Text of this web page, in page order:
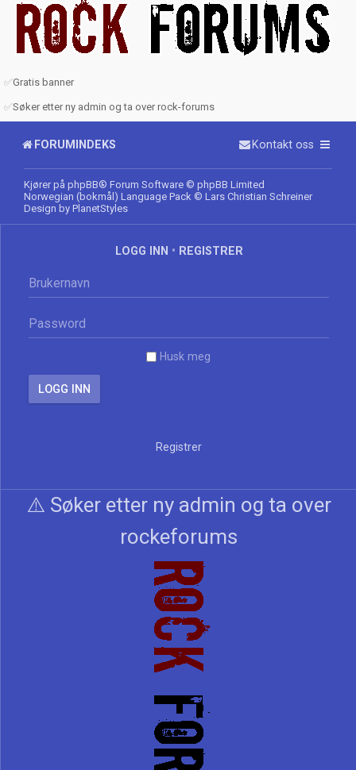
✅Gratis banner
✅Søker etter ny admin og ta over rock-forums
FORUMINDEKS Kontakt oss
Kjører på phpBB® Forum Software © phpBB Limited
Norwegian (bokmål) Language Pack © Lars Christian Schreiner
Design by PlanetStyles
LOGG INN • REGISTRER
Husk meg
Registrer
⚠️ Søker etter ny admin og ta over
rockeforums